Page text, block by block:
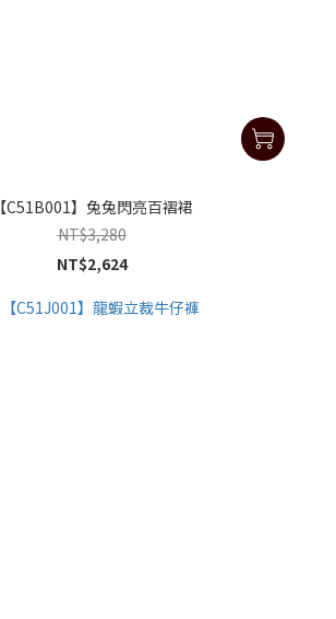
【C51B001】兔兔閃亮百褶裙
NT$3,280
NT$2,624